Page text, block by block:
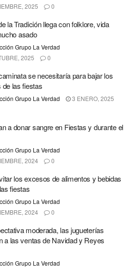
2025
0
la Tradición llega con folklore, vida
asado
Grupo La Verdad
2025
0
se necesitaría para bajar los
las fiestas
Grupo La Verdad
3 ENERO, 2025
a donar sangre en Fiestas y durante el
Grupo La Verdad
2024
0
los excesos de alimentos y bebidas
fiestas
Grupo La Verdad
2024
0
moderada, las jugueterías
a las ventas de Navidad y Reyes
Grupo La Verdad